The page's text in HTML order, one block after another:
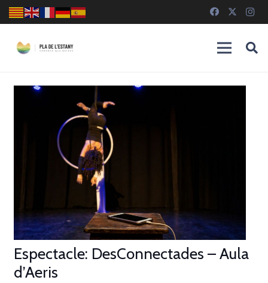
Espectacle: DesConnectades – Aula
d’Aeris